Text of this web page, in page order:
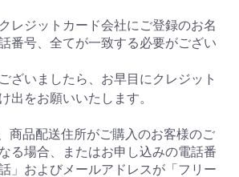
レジットカード会社にご登録のお名
番号、全てが一致する必要がござい
ざいましたら、お早目にクレジット
出をお願いいたします。
商品配送住所がご購入のお客様のご
る場合、またはお申し込みの電話番
」およびメールアドレスが「フリー